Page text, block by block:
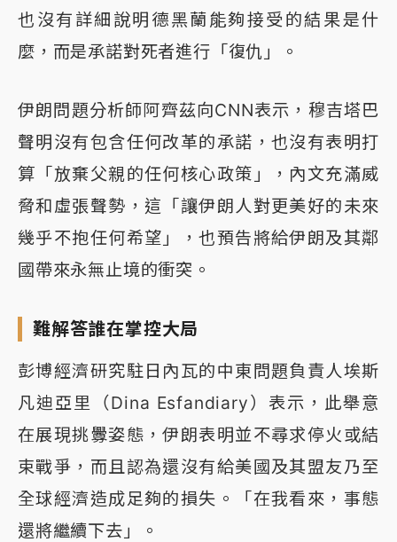
也沒有詳細說明德黑蘭能夠接受的結果是什
麼，而是承諾對死者進行「復仇」。
伊朗問題分析師阿齊茲向CNN表示，穆吉塔巴
聲明沒有包含任何改革的承諾，也沒有表明打
算「放棄父親的任何核心政策」，內文充滿威
脅和虛張聲勢，這「讓伊朗人對更美好的未來
幾乎不抱任何希望」，也預告將給伊朗及其鄰
國帶來永無止境的衝突。
難解答誰在掌控大局
彭博經濟研究駐日內瓦的中東問題負責人埃斯
凡迪亞里（Dina Esfandiary）表示，此舉意
在展現挑釁姿態，伊朗表明並不尋求停火或結
束戰爭，而且認為還沒有給美國及其盟友乃至
全球經濟造成足夠的損失。「在我看來，事態
還將繼續下去」。